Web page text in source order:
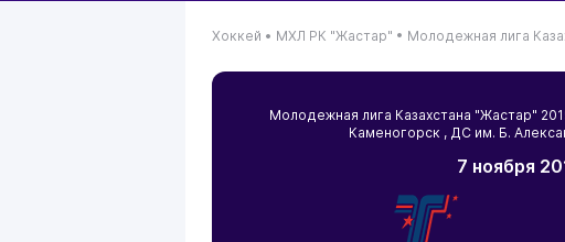
Хоккей • МХЛ РК "Жастар" • Молодежная лига
Молодежная лига Казахстана "Жастар"
Каменогорск , ДС им. Б.
7 ноября